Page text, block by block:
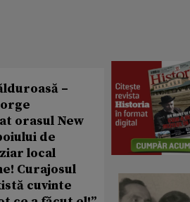
–
orasul New
de
local
Curajosul
cuvinte